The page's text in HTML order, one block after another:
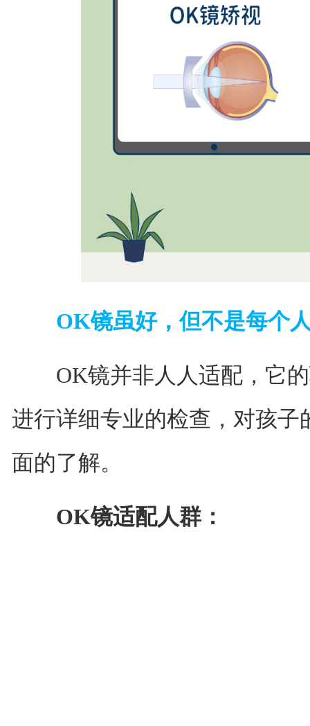
OK镜虽好，但不是每个
OK镜并非人人适配，它的
进行详细专业的检查，对孩
面的了解。
OK镜适配人群：